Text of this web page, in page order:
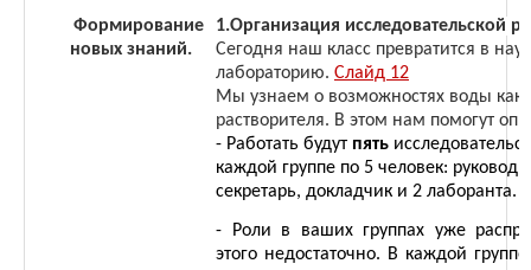
Формирование
новых знаний.
1.Организация исследовательской
Сегодня наш класс превратится в
лабораторию. Слайд 12
Мы узнаем о возможностях воды как
растворителя. В этом нам помогут
- Работать будут пять
каждой группе по 5 человек:
секретарь, докладчик и 2 лаборанта.
- Роли в ваших группах уже
этого недостаточно. В каждой